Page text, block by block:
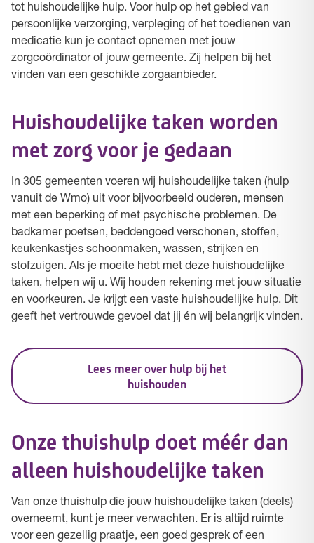
tot huishoudelijke hulp. Voor hulp op het gebied van
persoonlijke verzorging, verpleging of het toedienen van
medicatie kun je contact opnemen met jouw
zorgcoördinator of jouw gemeente. Zij helpen bij het
vinden van een geschikte zorgaanbieder.
Huishoudelijke taken worden
met zorg voor je gedaan
In 305 gemeenten voeren wij huishoudelijke taken (hulp
vanuit de Wmo) uit voor bijvoorbeeld ouderen, mensen
met een beperking of met psychische problemen. De
badkamer poetsen, beddengoed verschonen, stoffen,
keukenkastjes schoonmaken, wassen, strijken en
stofzuigen. Als je moeite hebt met deze huishoudelijke
taken, helpen wij u. Wij houden rekening met jouw situatie
en voorkeuren. Je krijgt een vaste huishoudelijke hulp. Dit
geeft het vertrouwde gevoel dat jij én wij belangrijk vinden.
Lees meer over hulp bij het
huishouden
Onze thuishulp doet méér dan
alleen huishoudelijke taken
Van onze thuishulp die jouw huishoudelijke taken (deels)
overneemt, kunt je meer verwachten. Er is altijd ruimte
voor een gezellig praatje, een goed gesprek of een